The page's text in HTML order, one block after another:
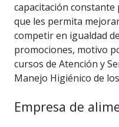
capacitación
que les permita
competir en igualdad
promociones, motivo
cursos de Atención y
Manejo Higiénico de
Empresa de